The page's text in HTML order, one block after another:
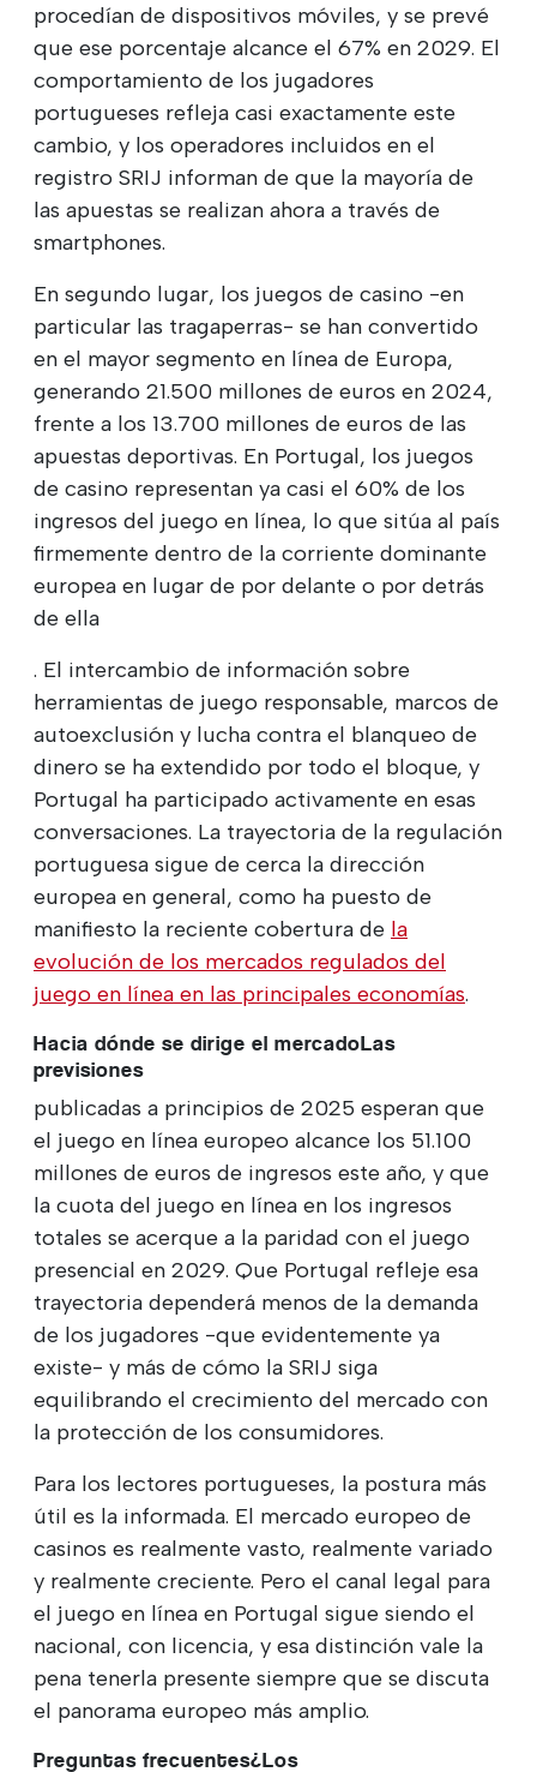
procedían de dispositivos móviles, y se prevé
que ese porcentaje alcance el 67% en 2029. El
comportamiento de los jugadores
portugueses refleja casi exactamente este
cambio, y los operadores incluidos en el
registro SRIJ informan de que la mayoría de
las apuestas se realizan ahora a través de
smartphones.
En segundo lugar, los juegos de casino -en
particular las tragaperras- se han convertido
en el mayor segmento en línea de Europa,
generando 21.500 millones de euros en 2024,
frente a los 13.700 millones de euros de las
apuestas deportivas. En Portugal, los juegos
de casino representan ya casi el 60% de los
ingresos del juego en línea, lo que sitúa al país
firmemente dentro de la corriente dominante
europea en lugar de por delante o por detrás
de ella
. El intercambio de información sobre
herramientas de juego responsable, marcos de
autoexclusión y lucha contra el blanqueo de
dinero se ha extendido por todo el bloque, y
Portugal ha participado activamente en esas
conversaciones. La trayectoria de la regulación
portuguesa sigue de cerca la dirección
europea en general, como ha puesto de
manifiesto la reciente cobertura de la
evolución de los mercados regulados del
juego en línea en las principales economías.
Hacia dónde se dirige el mercadoLas
previsiones
publicadas a principios de 2025 esperan que
el juego en línea europeo alcance los 51.100
millones de euros de ingresos este año, y que
la cuota del juego en línea en los ingresos
totales se acerque a la paridad con el juego
presencial en 2029. Que Portugal refleje esa
trayectoria dependerá menos de la demanda
de los jugadores -que evidentemente ya
existe- y más de cómo la SRIJ siga
equilibrando el crecimiento del mercado con
la protección de los consumidores.
Para los lectores portugueses, la postura más
útil es la informada. El mercado europeo de
casinos es realmente vasto, realmente variado
y realmente creciente. Pero el canal legal para
el juego en línea en Portugal sigue siendo el
nacional, con licencia, y esa distinción vale la
pena tenerla presente siempre que se discuta
el panorama europeo más amplio.
Preguntas frecuentes¿Los